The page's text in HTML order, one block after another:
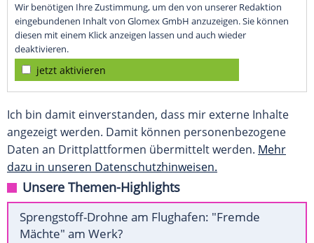
Wir benötigen Ihre Zustimmung, um den von unserer Redaktion
eingebundenen Inhalt von Glomex GmbH anzuzeigen. Sie können
diesen mit einem Klick anzeigen lassen und auch wieder
deaktivieren.
jetzt aktivieren
Ich bin damit einverstanden, dass mir externe Inhalte
angezeigt werden. Damit können personenbezogene
Daten an Drittplattformen übermittelt werden. Mehr
dazu in unseren Datenschutzhinweisen.
Unsere Themen-Highlights
Sprengstoff-Drohne am Flughafen: "Fremde
Mächte" am Werk?